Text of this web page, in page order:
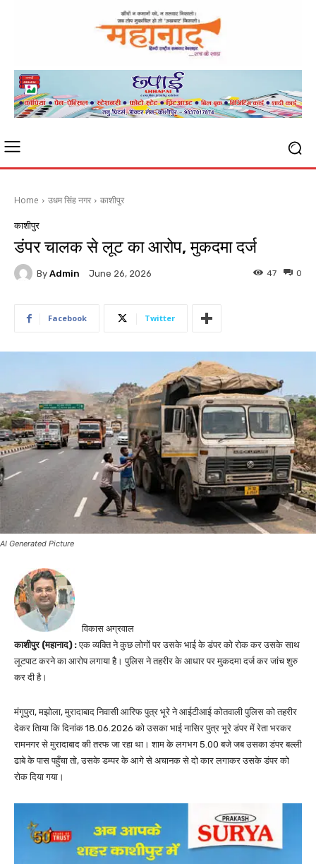
Home उधम सिंह नगर काशीपुर
काशीपुर
डंपर चालक से लूट का आरोप, मुकदमा दर्ज
By Admin June 26, 2026 0
47
Facebook Twitter
AI Generated Picture
विकास अग्रवाल
काशीपुर (महानाद) :एक व्यक्ति ने कुछ लोगों पर उसके भाई के डंपर को रोक कर उसके साथ
लूटपाट करने का आरोप लगाया है। पुलिस ने तहरीर के आधार पर मुकदमा दर्ज कर जांच शुरु
कर दी है।
मंगूपुरा, मझोला, मुरादाबाद निवासी आरिफ पुत्र भूरे ने आईटीआई कोतवाली पुलिस को तहरीर
देकर तिाया कि दिनांक 18.06.2026 को उसका भाई नासिर पुत्र भूरे डंपर में रेता भरकर
रामनगर से मुरादाबाद की तरफ जा रहा था। शाम के लगभग 5.00 बजे जब उसका डंपर बल्ली
ढाबे के पास पहुँचा तो, उसके डम्पर के आगे से अचानक से दो कार लगाकर उसके डंपर को
रोक दिया गया।